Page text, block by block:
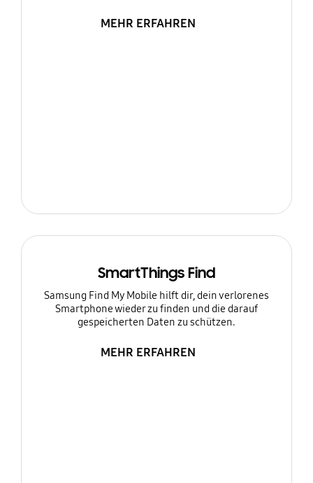
MEHR ERFAHREN
SmartThings Find
Samsung Find My Mobile hilft dir, dein verlorenes
Smartphone wieder zu finden und die darauf
gespeicherten Daten zu schützen.
MEHR ERFAHREN